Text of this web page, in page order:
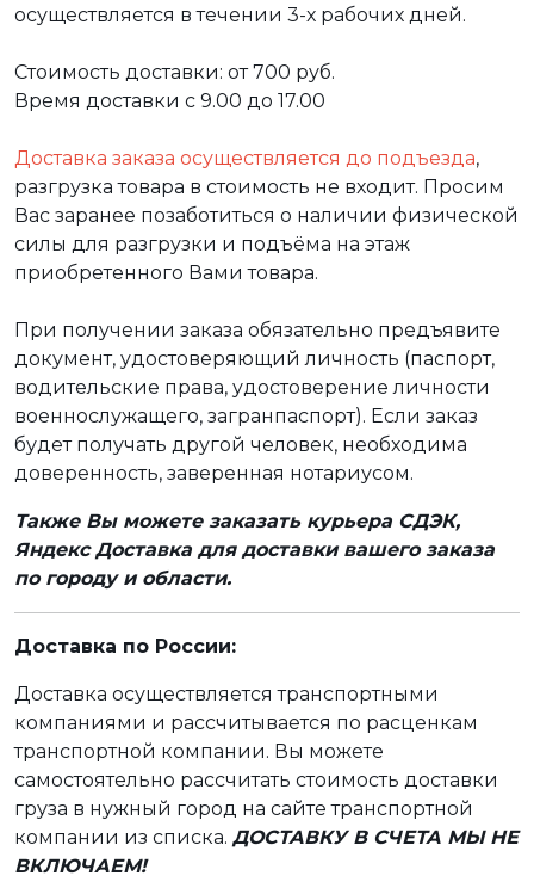
осуществляется в течении 3-х рабочих дней.
Стоимость доставки: от 700 руб.
Время доставки с 9.00 до 17.00
Доставка заказа осуществляется до подъезда,
разгрузка товара в стоимость не входит. Просим
Вас заранее позаботиться о наличии физической
силы для разгрузки и подъёма на этаж
приобретенного Вами товара.
При получении заказа обязательно предъявите
документ, удостоверяющий личность (паспорт,
водительские права, удостоверение личности
военнослужащего, загранпаспорт). Если заказ
будет получать другой человек, необходима
доверенность, заверенная нотариусом.
Также Вы можете заказать курьера СДЭК,
Яндекс Доставка для доставки вашего заказа
по городу и области.
Доставка по России:
Доставка осуществляется транспортными
компаниями и рассчитывается по расценкам
транспортной компании. Вы можете
самостоятельно рассчитать стоимость доставки
груза в нужный город на сайте транспортной
компании из списка. ДОСТАВКУ В СЧЕТА МЫ НЕ
ВКЛЮЧАЕМ!